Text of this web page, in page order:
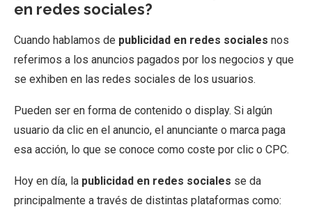
en redes sociales?
Cuando hablamos de publicidad en redes sociales nos
referimos a los anuncios pagados por los negocios y que
se exhiben en las redes sociales de los usuarios.
Pueden ser en forma de contenido o display. Si algún
usuario da clic en el anuncio, el anunciante o marca paga
esa acción, lo que se conoce como coste por clic o CPC.
Hoy en día, la publicidad en redes sociales se da
principalmente a través de distintas plataformas como: